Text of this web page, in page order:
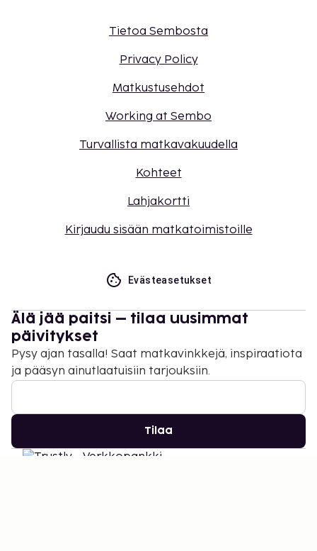
Tietoa Sembosta
Privacy Policy
Matkustusehdot
Working at Sembo
Turvallista matkavakuudella
Kohteet
Lahjakortti
Kirjaudu sisään matkatoimistoille
Evästeasetukset
Älä jää paitsi – tilaa uusimmat
päivitykset
Pysy ajan tasalla! Saat matkavinkkejä, inspiraatiota
ja pääsyn ainutlaatuisiin tarjouksiin.
Tilaa